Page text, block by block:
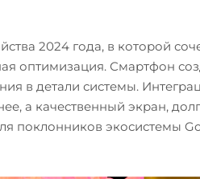
2024 года, в которой
оптимизация. Смартфон
в детали системы.
а качественный экран,
поклонников экосистемы